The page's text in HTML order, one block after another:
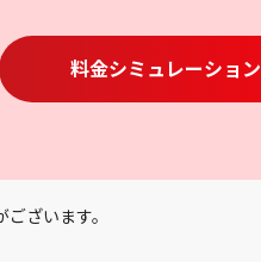
料金シミュレーション
ざいます。